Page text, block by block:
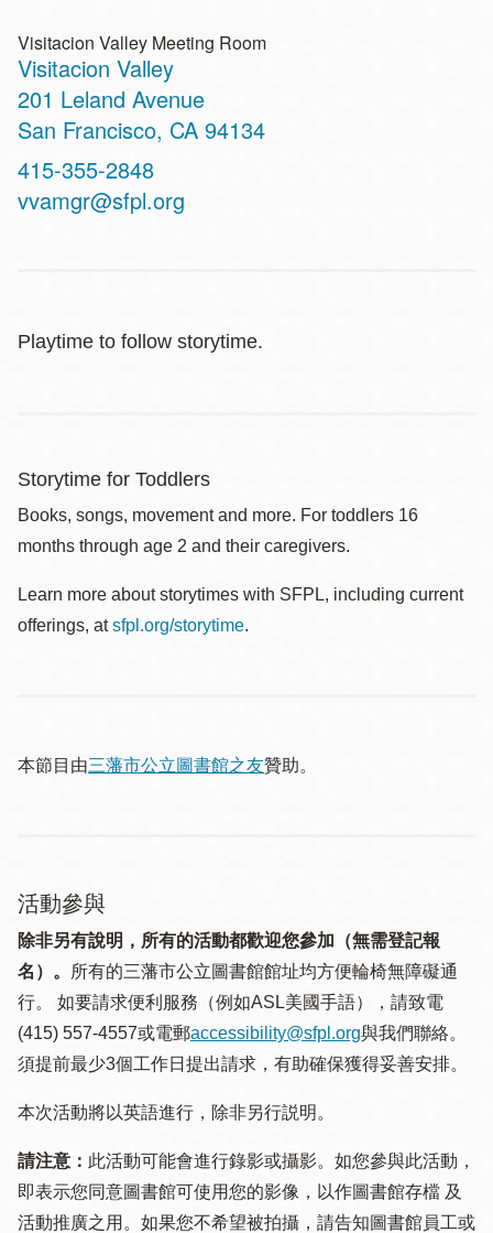
Visitacion Valley Meeting Room
Visitacion Valley
Address
201 Leland Avenue
San Francisco, CA 94134
Contact
Telephone
415-355-2848
vvamgr@sfpl.org
Playtime to follow storytime.
Storytime for Toddlers
Books, songs, movement and more. For toddlers 16
months through age 2 and their caregivers.
Learn more about storytimes with SFPL, including current
offerings, atsfpl.org/storytime.
本節目由三藩市公立圖書館之友贊助。
活動參與
除非另有說明，所有的活動都歡迎您參加（無需登記報
名）。
所有的三藩市公立圖書館館址均方便輪椅無障礙通
行。 如要請求便利服務（例如ASL美國手語），請致電
(415) 557-4557或電郵accessibility@sfpl.org與我們聯絡。
須提 前最少3個工作日提出請求，有助確保獲得妥善安排。
本次活動將以英語進行，除非另行説明。
請注意： 此活動可能會進行錄影或攝影。如您參與此活動，
即表示您同意圖書館可使用您的影像，以作圖書館存檔 及
活動推廣之用。如果您不希望被拍攝，請告知圖書館員工或